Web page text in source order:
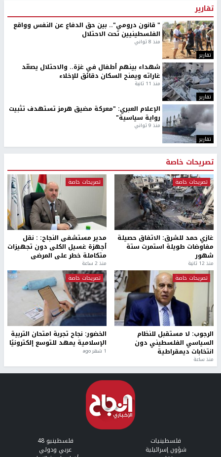
تقارير
تقارير
" قانون درومي".. بين حق الدفاع عن النفس وواقع
الفلسطينيين تحت الاحتلال
منذ 8 ثواني
تقارير
شهداء بينهم أطفال في غزة.. والاحتلال يصعّد
غاراته ويمنح السكان دقائق للإخلاء
منذ 11 ثانية
تقارير
الإعلام العبري: "معركة مضيق هرمز تستهدف تثبيت
رواية سياسية"
منذ 9 ثواني
تصريحات خاصة
تصريحات خاصة
غازي حمد للشرق: الاتفاق حصيلة
مفاوضات طويلة استمرت ستة
شهور
منذ 12 ثانية
تصريحات خاصة
مدير مستشفى النجاح: : نقل
أجهزة غسيل الكلى دون تجهيزات
متكاملة خطر على المرضى
منذ 2 ساعة
تصريحات خاصة
الرجوب: لا مستقبل للنظام
السياسي الفلسطيني دون
انتخابات ديمقراطية
منذ ساعة
تصريحات خاصة
الخضور: نجاح تجربة امتحان التربية
الإسلامية يمهد للتوسع إلكترونيًا
1 شهر ago
فلسطينيات فلسطينيو 48
شؤون إسرائيلية عربي ودولي